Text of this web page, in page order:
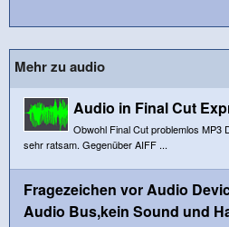
Mehr zu audio
Audio in Final Cut
Obwohl Final Cut problemlos MP3
sehr ratsam. Gegenüber AIFF ...
Fragezeichen vor Audio
Audio Bus,kein Sound und